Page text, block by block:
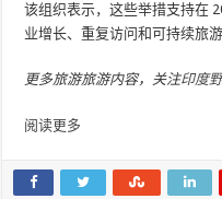
该组织表示，这些举措支持在
业增长、重复访问和可持续旅
更多旅游旅游内容，关注印度
阅读更多